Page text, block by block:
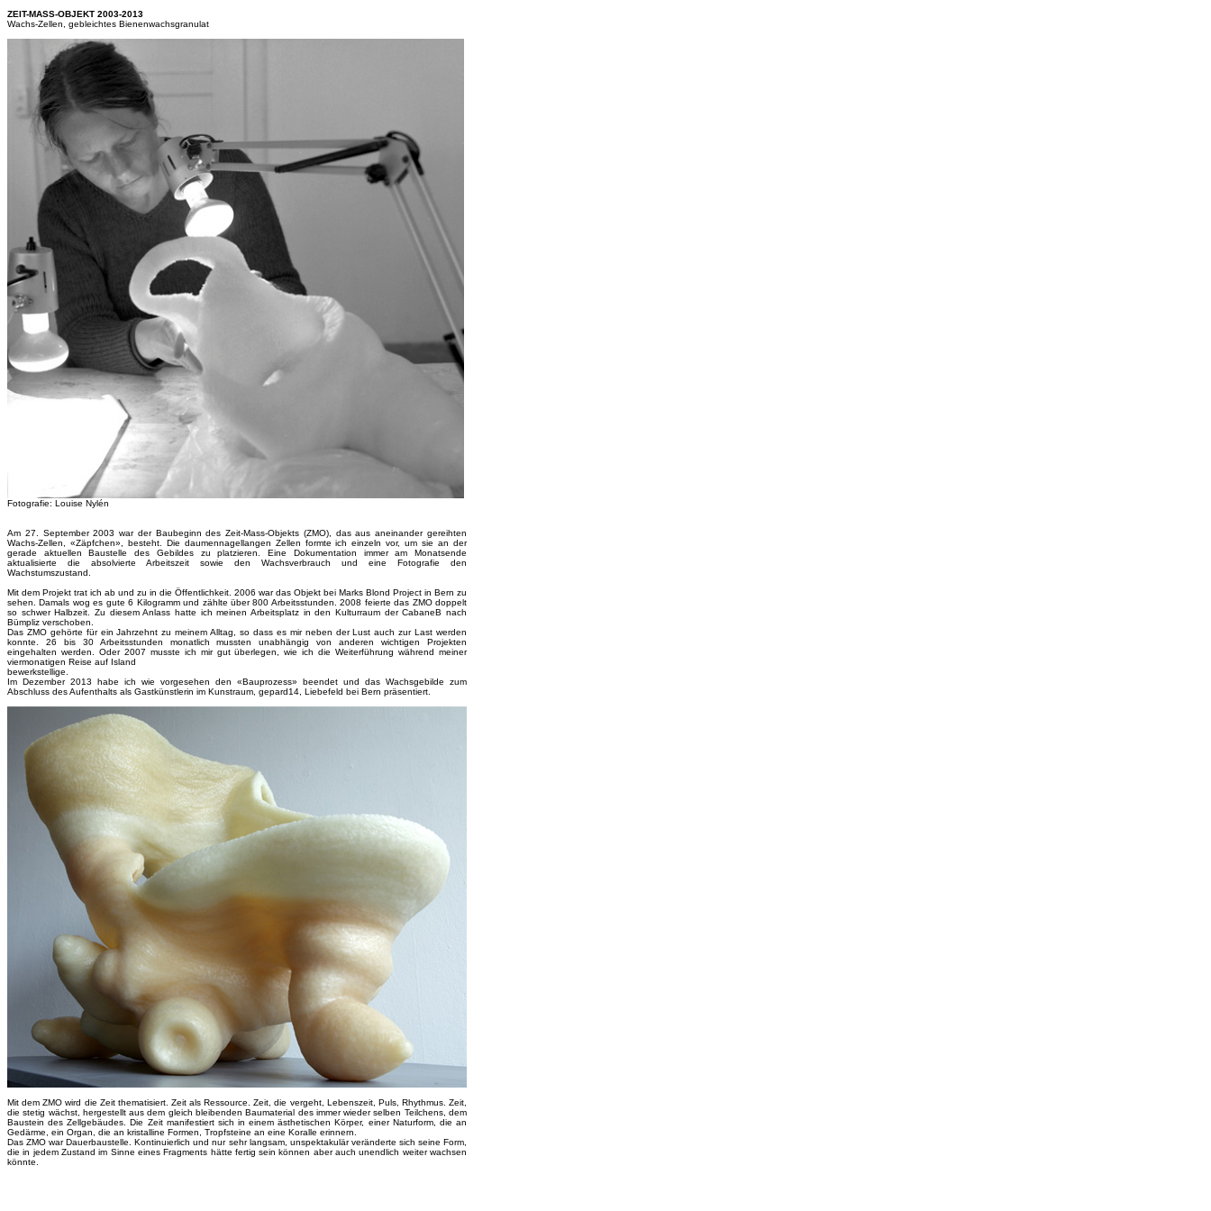
ZEIT-MASS-OBJEKT 2003-2013
Wachs-Zellen, gebleichtes Bienenwachsgranulat
Fotografie: Louise Nylén
Am 27. September 2003 war der Baubeginn des Zeit-Mass-Objekts (ZMO), das aus aneinander gereihten
Wachs-Zellen, «Zäpfchen», besteht. Die daumennagellangen Zellen formte ich einzeln vor, um sie an der
gerade aktuellen Baustelle des Gebildes zu platzieren. Eine Dokumentation immer am Monatsende
aktualisierte die absolvierte Arbeitszeit sowie den Wachsverbrauch und eine Fotografie den
Wachstumszustand.
Mit dem Projekt trat ich ab und zu in die Öffentlichkeit. 2006 war das Objekt bei Marks Blond Project in Bern zu
sehen. Damals wog es gute 6 Kilogramm und zählte über 800 Arbeitsstunden. 2008 feierte das ZMO doppelt
so schwer Halbzeit. Zu diesem Anlass hatte ich meinen Arbeitsplatz in den Kulturraum der CabaneB nach
Bümpliz verschoben.
Das ZMO gehörte für ein Jahrzehnt zu meinem Alltag, so dass es mir neben der Lust auch zur Last werden
konnte. 26 bis 30 Arbeitsstunden monatlich mussten unabhängig von anderen wichtigen Projekten
eingehalten werden. Oder 2007 musste ich mir gut überlegen, wie ich die Weiterführung während meiner
viermonatigen Reise auf Island
bewerkstellige.
Im Dezember 2013 habe ich wie vorgesehen den «Bauprozess» beendet und das Wachsgebilde zum
Abschluss des Aufenthalts als Gastkünstlerin im Kunstraum, gepard14, Liebefeld bei Bern präsentiert.
Mit dem ZMO wird die Zeit thematisiert. Zeit als Ressource. Zeit, die vergeht, Lebenszeit, Puls, Rhythmus. Zeit,
die stetig wächst, hergestellt aus dem gleich bleibenden Baumaterial des immer wieder selben Teilchens, dem
Baustein des Zellgebäudes. Die Zeit manifestiert sich in einem ästhetischen Körper, einer Naturform, die an
Gedärme, ein Organ, die an kristalline Formen, Tropfsteine an eine Koralle erinnern.
Das ZMO war Dauerbaustelle. Kontinuierlich und nur sehr langsam, unspektakulär veränderte sich seine Form,
die in jedem Zustand im Sinne eines Fragments hätte fertig sein können aber auch unendlich weiter wachsen
könnte.